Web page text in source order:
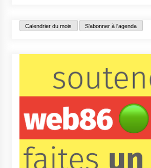
Calendrier du mois S'abonner à l'agenda